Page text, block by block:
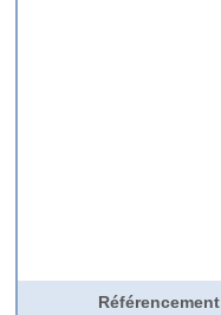
Référencement